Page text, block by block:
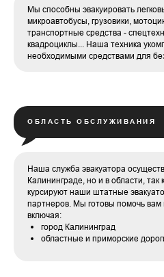
Мы способны эвакуировать
микроавтобусы, грузовики,
транспортные средства -
квадроциклы... Наша техника
необходимыми средствами для
ОБЛАСТЬ ОБСЛУЖИВАНИЯ
Наша служба эвакуатора
Калининграде, но и в области, так
курсируют наши штатные
партнеров. Мы готовы помочь вам
включая:
город Калининград
областные и приморские